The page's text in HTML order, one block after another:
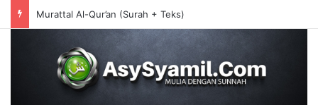
CIRI-CIRI AQIDAH AHLUS SUNNAH WAL JAMA’AH